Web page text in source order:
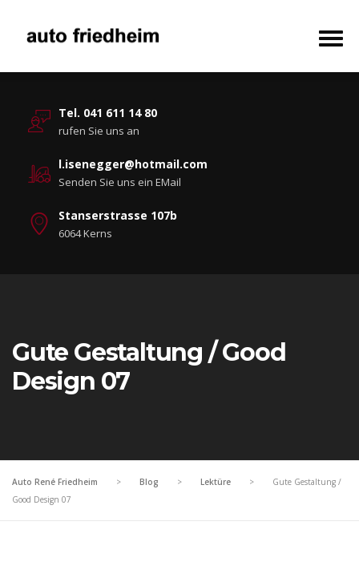
Tel. 041 611 14 80
rufen Sie uns an
l.isenegger@hotmail.com
Senden Sie uns ein EMail
Stanserstrasse 107b
6064 Kerns
Gute Gestaltung / Good
Design 07
Auto René Friedheim > Blog > Lektüre >
Gute Gestaltung /
Good Design 07